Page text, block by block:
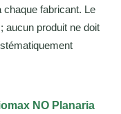
chaque fabricant. Le
aucun produit ne doit
NO Planaria